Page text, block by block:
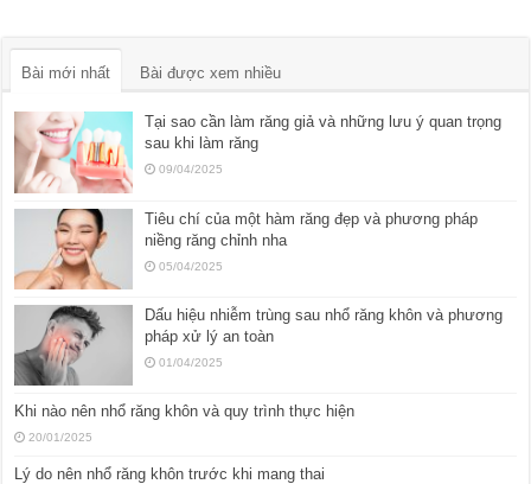
Bài mới nhất Bài được xem nhiều
Tại sao cần làm răng giả và những lưu ý quan trọng
sau khi làm răng
09/04/2025
Tiêu chí của một hàm răng đẹp và phương pháp
niềng răng chỉnh nha
05/04/2025
Dấu hiệu nhiễm trùng sau nhổ răng khôn và phương
pháp xử lý an toàn
01/04/2025
Khi nào nên nhổ răng khôn và quy trình thực hiện
20/01/2025
Lý do nên nhổ răng khôn trước khi mang thai